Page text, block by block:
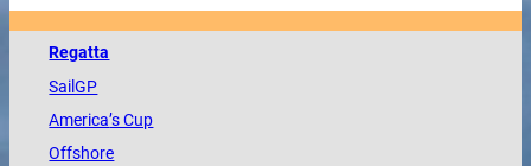
Regatta
SailGP
America’s Cup
Offshore